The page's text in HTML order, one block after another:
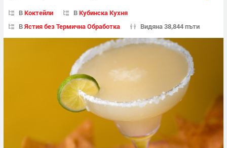
ВКоктейли ВКубинска Кухня
ВЯстия без Термична Обработка Видяна 38,844 пъти